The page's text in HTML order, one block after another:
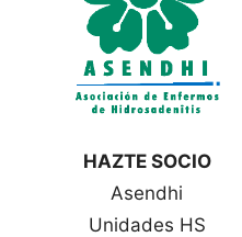
HAZTE SOCIO
Asendhi
Unidades HS